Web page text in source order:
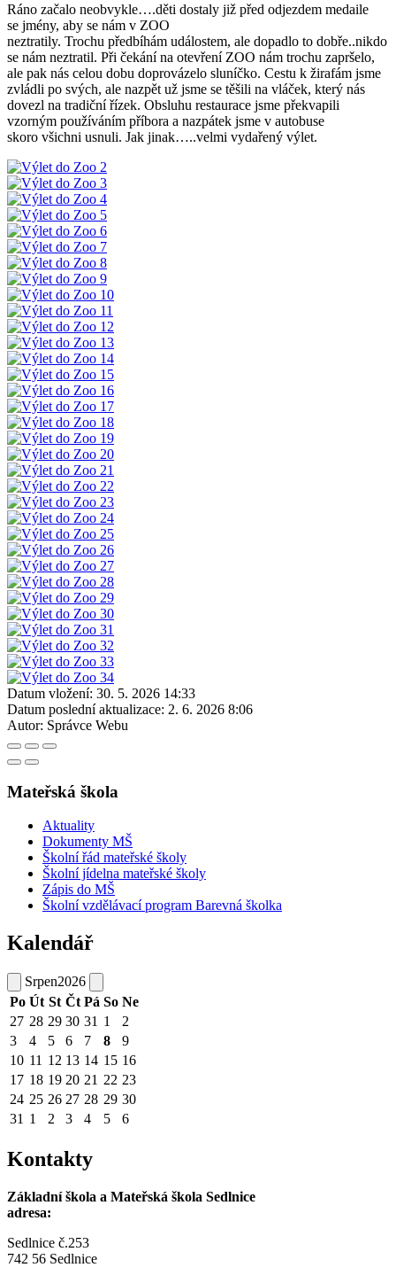
Ráno začalo neobvykle….děti dostaly již před odjezdem medaile
se jmény, aby se nám v ZOO
neztratily. Trochu předbíhám událostem, ale dopadlo to dobře..nikdo
se nám neztratil. Při čekání na otevření ZOO nám trochu zapršelo,
ale pak nás celou dobu doprovázelo sluníčko. Cestu k žirafám jsme
zvládli po svých, ale nazpět už jsme se těšili na vláček, který nás
dovezl na tradiční řízek. Obsluhu restaurace jsme překvapili
vzorným používáním příbora a nazpátek jsme v autobuse
skoro všichni usnuli. Jak jinak…..velmi vydařený výlet.
Datum vložení: 30. 5. 2026 14:33
Datum poslední aktualizace: 2. 6. 2026 8:06
Autor: Správce Webu
Mateřská škola
Aktuality
Dokumenty MŠ
Školní řád mateřské školy
Školní jídelna mateřské školy
Zápis do MŠ
Školní vzdělávací program Barevná školka
Kalendář
Srpen2026
Po Út St Čt Pá So Ne
27 28 29 30 31 1
2
3
4 5 6 7 8
9
10 11 12 13 14 15 16
17 18 19 20 21 22 23
24 25 26 27 28 29 30
31 1 2 3 4 5 6
Kontakty
Základní škola a Mateřská škola Sedlnice
adresa:
Sedlnice č.253
742 56 Sedlnice